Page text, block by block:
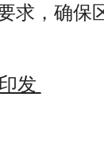
求，确保
发